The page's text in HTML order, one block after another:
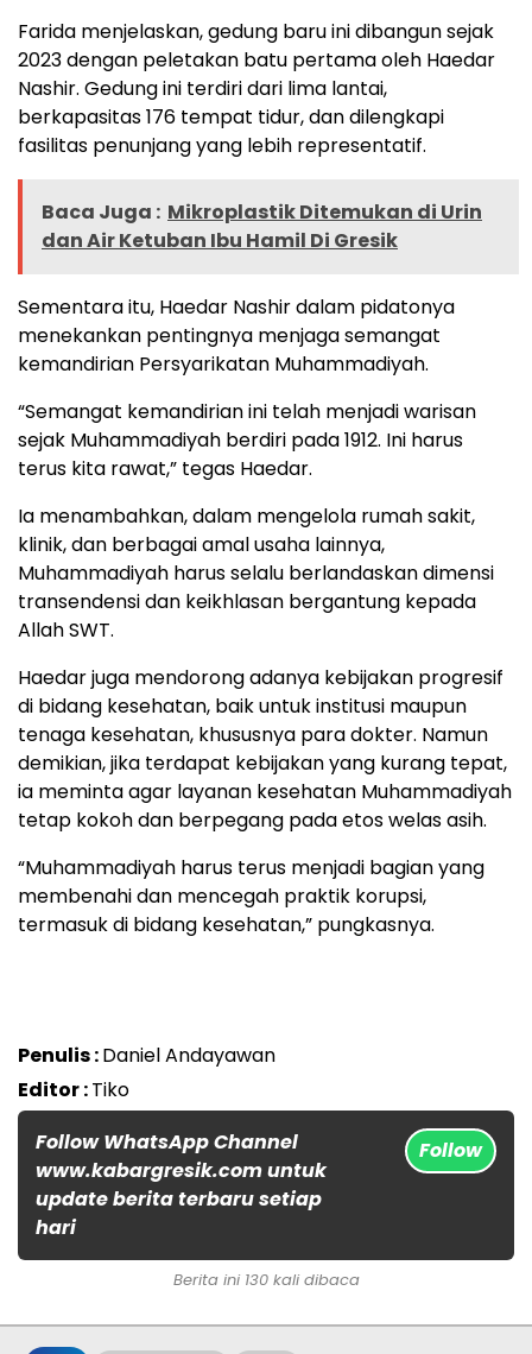
Farida menjelaskan, gedung baru ini dibangun sejak
2023 dengan peletakan batu pertama oleh Haedar
Nashir. Gedung ini terdiri dari lima lantai,
berkapasitas 176 tempat tidur, dan dilengkapi
fasilitas penunjang yang lebih representatif.
Baca Juga : Mikroplastik Ditemukan di Urin
dan Air Ketuban Ibu Hamil Di Gresik
Sementara itu, Haedar Nashir dalam pidatonya
menekankan pentingnya menjaga semangat
kemandirian Persyarikatan Muhammadiyah.
“Semangat kemandirian ini telah menjadi warisan
sejak Muhammadiyah berdiri pada 1912. Ini harus
terus kita rawat,” tegas Haedar.
Ia menambahkan, dalam mengelola rumah sakit,
klinik, dan berbagai amal usaha lainnya,
Muhammadiyah harus selalu berlandaskan dimensi
transendensi dan keikhlasan bergantung kepada
Allah SWT.
Haedar juga mendorong adanya kebijakan progresif
di bidang kesehatan, baik untuk institusi maupun
tenaga kesehatan, khususnya para dokter. Namun
demikian, jika terdapat kebijakan yang kurang tepat,
ia meminta agar layanan kesehatan Muhammadiyah
tetap kokoh dan berpegang pada etos welas asih.
“Muhammadiyah harus terus menjadi bagian yang
membenahi dan mencegah praktik korupsi,
termasuk di bidang kesehatan,” pungkasnya.
Penulis :Daniel Andayawan
Editor :Tiko
Follow WhatsApp Channel
www.kabargresik.com untuk
update berita terbaru setiap
hari
Follow
Berita ini 130 kali dibaca